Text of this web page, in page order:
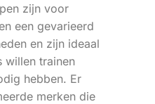
zijn voor
een gevarieerd
en zijn ideaal
willen trainen
hebben. Er
merken die